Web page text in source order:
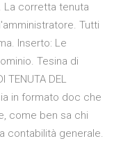
La corretta tenuta
Tutti
Inserto: Le
Tesina di
TENUTA DEL
in formato doc che
come ben sa chi
contabilità generale.